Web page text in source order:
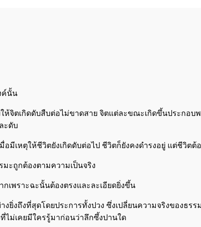
ค์นั้น
ห้จิตเกิดดับสืบต่อไม่ขาดสาย จิตแต่ละขณะเกิดขึ้นประก
ะดับ
มีเหตุให้ชีวิตยังเกิดดับต่อไป ชีวิตก็ยังคงดำรงอยู่ แต่ชีวิต
มะถูกต้องตามความเป็นจริง
กเพราะฉะนั้นต้องตรงและละเอียดยิ่งขึ้น
ยิ่งถึงที่สุดโดยประการทั้งปวง ซึ่งเปลี่ยนความจริงของธร
ไม่เคยมีใครรู้มาก่อนว่าลึกซึ้งปานใด